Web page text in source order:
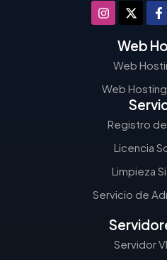
Web
Web
Web
Registro
Licencia
Limpieza
Servicio de
Servidor